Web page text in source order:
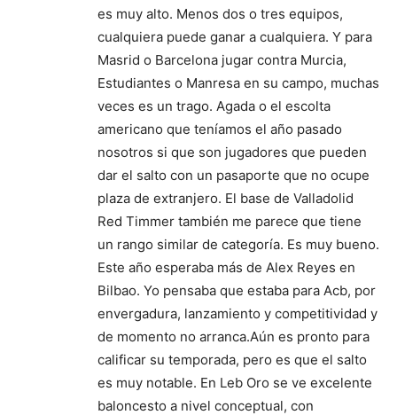
es muy alto. Menos dos o tres equipos,
cualquiera puede ganar a cualquiera. Y para
Masrid o Barcelona jugar contra Murcia,
Estudiantes o Manresa en su campo, muchas
veces es un trago. Agada o el escolta
americano que teníamos el año pasado
nosotros si que son jugadores que pueden
dar el salto con un pasaporte que no ocupe
plaza de extranjero. El base de Valladolid
Red Timmer también me parece que tiene
un rango similar de categoría. Es muy bueno.
Este año esperaba más de Alex Reyes en
Bilbao. Yo pensaba que estaba para Acb, por
envergadura, lanzamiento y competitividad y
de momento no arranca.Aún es pronto para
calificar su temporada, pero es que el salto
es muy notable. En Leb Oro se ve excelente
baloncesto a nivel conceptual, con